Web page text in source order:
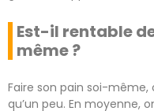
Est-il rentable
même ?
Faire son pain soi-même,
qu’un peu. En moyenne,